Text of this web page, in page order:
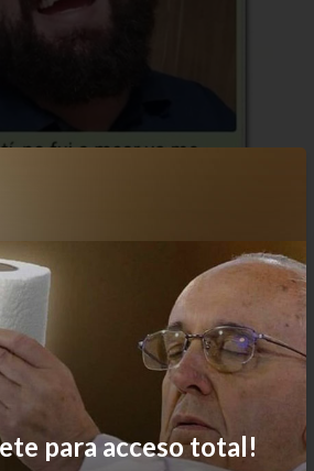
no hay remate
para acceso total!